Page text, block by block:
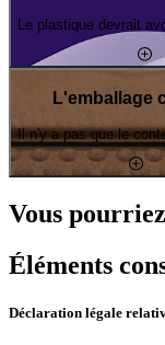
Le plastique devrait
L'emballage
Il n'y a pas que le
Vous
Éléments
Déclaration légale